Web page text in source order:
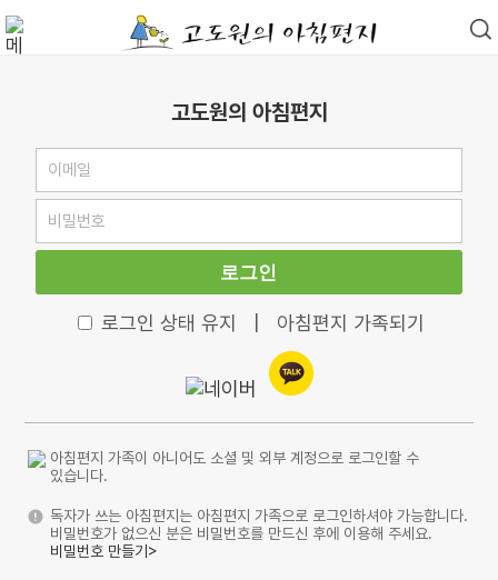
고도원의 아침편지
로그인
로그인 상태 유지 아침편지 가족되기
아침편지 가족이 아니어도 소셜 및 외부 계정으로 로그인할 수
있습니다.
독자가 쓰는 아침편지는 아침편지 가족으로 로그인하셔야 가능합니다.
비밀번호가 없으신 분은 비밀번호를 만드신 후에 이용해 주세요.
비밀번호 만들기>